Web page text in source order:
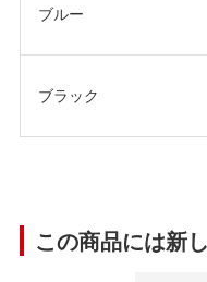
ブルー
ブラック
この商品には新